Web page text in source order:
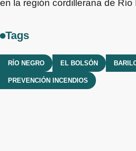
en la región cordillerana de Río
Tags
RÍO NEGRO EL BOLSÓN
PREVENCIÓN INCENDIOS